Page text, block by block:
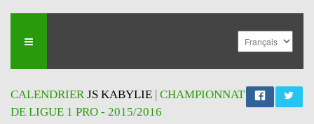
CALENDRIERJS KABYLIE | CHAMPIONNAT
DE LIGUE 1 PRO - 2015/2016